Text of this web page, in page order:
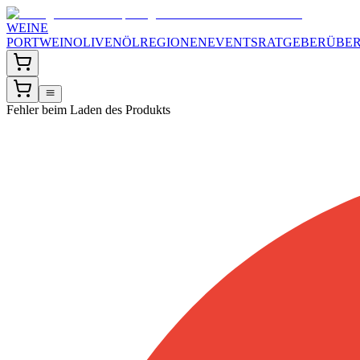
WEINE
PORTWEINOLIVENÖLREGIONENEVENTSRATGEBER
Fehler beim Laden des Produkts